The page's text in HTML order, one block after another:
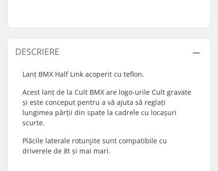
DESCRIERE
Lanț BMX Half Link acoperit cu teflon.
Acest lanț de la Cult BMX are logo-urile Cult gravate
și este conceput pentru a vă ajuta să reglați
lungimea părții din spate la cadrele cu locașuri
scurte.
Plăcile laterale rotunjite sunt compatibile cu
driverele de 8t și mai mari.